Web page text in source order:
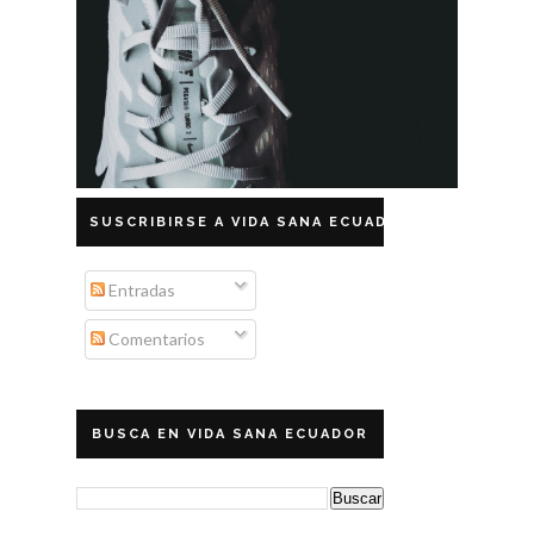
SUSCRIBIRSE A VIDA SANA ECUADOR
Entradas
Comentarios
BUSCA EN VIDA SANA ECUADOR